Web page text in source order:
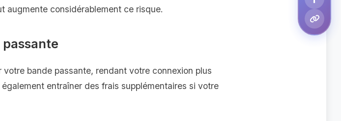
augmente considérablement ce risque.
bande passante, rendant votre connexion plus
entraîner des frais supplémentaires si votre